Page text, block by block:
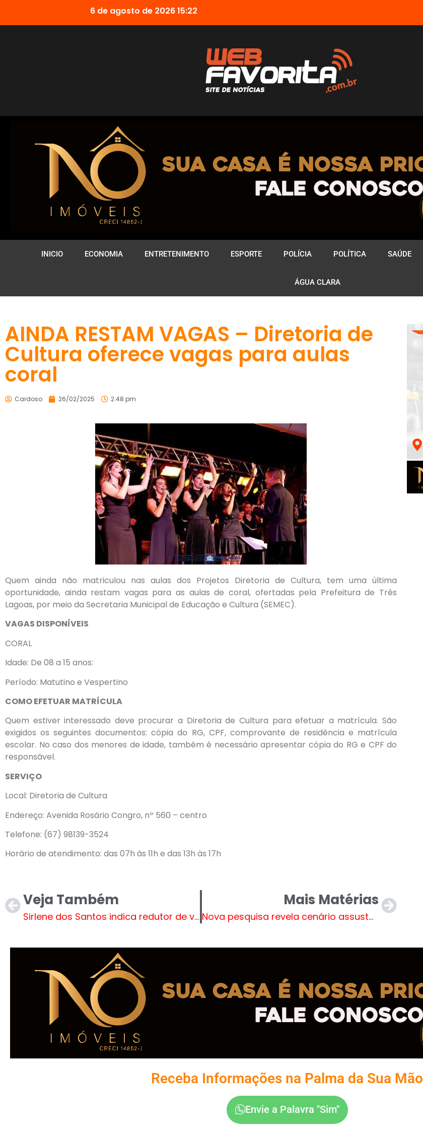
6 de agosto de 2026 15:22
INICIO ECONOMIA ENTRETENIMENTO ESPORTE POLÍCIA POLÍTICA SAÚDE
ÁGUA CLARA
AINDA RESTAM VAGAS – Diretoria de
Cultura oferece vagas para aulas
coral
Cardoso 26/02/2025 2:48 pm
Quem ainda não matriculou nas aulas dos Projetos Diretoria de Cultura, tem uma última
oportunidade, ainda restam vagas para as aulas de coral, ofertadas pela Prefeitura de Três
Lagoas, por meio da Secretaria Municipal de Educação e Cultura (SEMEC).
VAGAS DISPONÍVEIS
CORAL
Idade: De 08 a 15 anos:
Período: Matutino e Vespertino
COMO EFETUAR MATRÍCULA
Quem estiver interessado deve procurar a Diretoria de Cultura para efetuar a matrícula. São
exigidos os seguintes documentos: cópia do RG, CPF, comprovante de residência e matrícula
escolar. No caso dos menores de idade, também é necessário apresentar cópia do RG e CPF do
responsável.
SERVIÇO
Local: Diretoria de Cultura
Endereço: Avenida Rosário Congro, nº 560 – centro
Telefone: (67) 98139-3524
Horário de atendimento: das 07h às 11h e das 13h às 17h
Veja Também
Sirlene dos Santos indica redutor de velocidade, pintura de faixas e endocrinologista infantil
Mais Matérias
Nova pesquisa revela cenário assustador para Lula em Goiás
Receba Informações na Palma da Sua Mão
Envie a Palavra "Sim"